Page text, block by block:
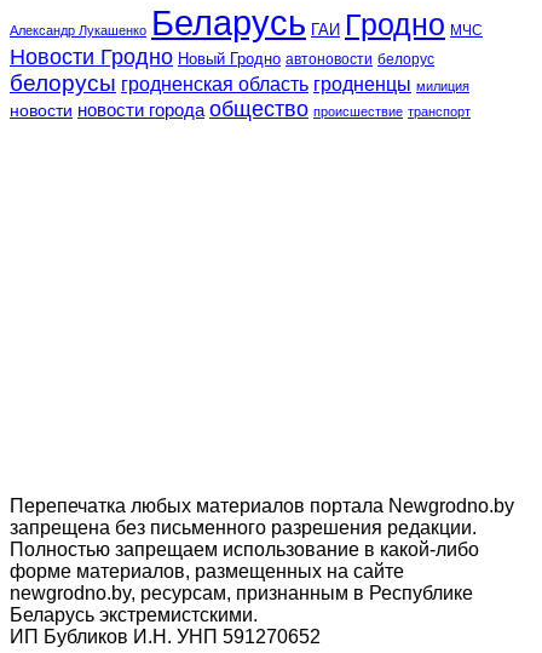
Александр Лукашенко Беларусь ГАИ Гродно МЧС
Новости Гродно Новый Гродно автоновости белорус
белорусы гродненская область гродненцы милиция
новости новости города общество происшествие транспорт
Перепечатка любых материалов портала Newgrodno.by
запрещена без письменного разрешения редакции.
Полностью запрещаем использование в какой-либо
форме материалов, размещенных на сайте
newgrodno.by, ресурсам, признанным в Республике
Беларусь экстремистскими.
ИП Бубликов И.Н. УНП 591270652